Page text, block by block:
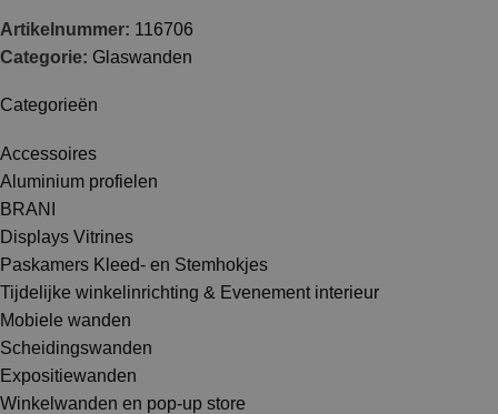
Categorieën
Accessoires
Aluminium profielen
BRANI
Displays Vitrines
Paskamers Kleed- en Stemhokjes
Tijdelijke winkelinrichting & Evenement interieur
Mobiele wanden
Scheidingswanden
Expositiewanden
Winkelwanden en pop-up store
Artikelnummer: 116706
Categorie: Glaswanden